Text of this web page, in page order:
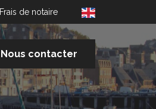
Frais de notaire
Nous contacter